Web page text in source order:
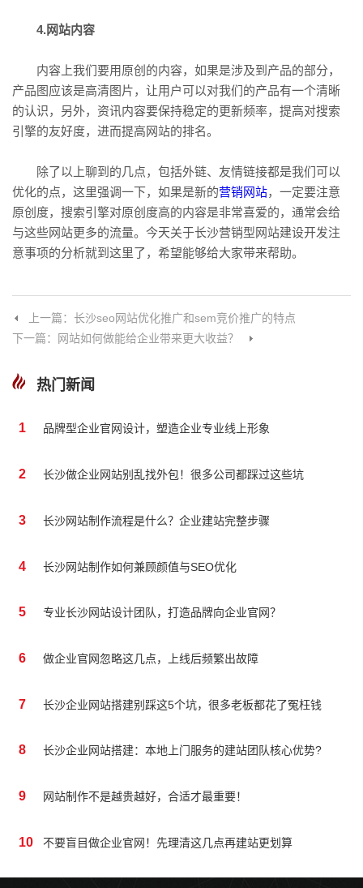
4.网站内容
内容上我们要用原创的内容，如果是涉及到产品的部分，
产品图应该是高清图片，让用户可以对我们的产品有一个清晰
的认识，另外，资讯内容要保持稳定的更新频率，提高对搜索
引擎的友好度，进而提高网站的排名。
除了以上聊到的几点，包括外链、友情链接都是我们可以
优化的点，这里强调一下，如果是新的营销网站，一定要注意
原创度，搜索引擎对原创度高的内容是非常喜爱的，通常会给
与这些网站更多的流量。今天关于长沙营销型网站建设开发注
意事项的分析就到这里了，希望能够给大家带来帮助。
上一篇：长沙seo网站优化推广和sem竞价推广的特点
下一篇：网站如何做能给企业带来更大收益？
热门新闻
1 品牌型企业官网设计，塑造企业专业线上形象
2 长沙做企业网站别乱找外包！很多公司都踩过这些坑
3 长沙网站制作流程是什么？企业建站完整步骤
4 长沙网站制作如何兼顾颜值与SEO优化
5 专业长沙网站设计团队，打造品牌向企业官网？
6 做企业官网忽略这几点，上线后频繁出故障
7 长沙企业网站搭建别踩这5个坑，很多老板都花了冤枉钱
8 长沙企业网站搭建：本地上门服务的建站团队核心优势?
9 网站制作不是越贵越好，合适才最重要！
10 不要盲目做企业官网！先理清这几点再建站更划算